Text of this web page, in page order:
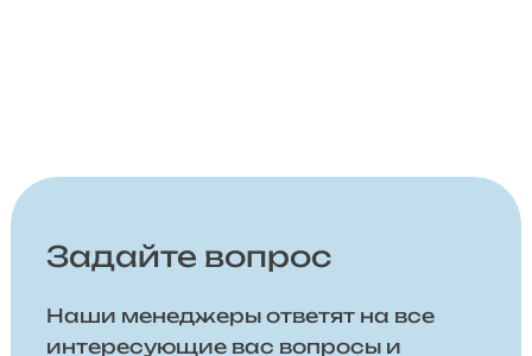
Задайте вопрос
Наши менеджеры ответят на все
интересующие вас вопросы и